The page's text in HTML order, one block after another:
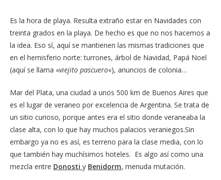
Es la hora de playa. Resulta extraño estar en Navidades con
treinta grados en la playa. De hecho es que no nos hacemos a
la idea. Eso sí, aquí se mantienen las mismas tradiciones que
en el hemisferio norte: turrones, árbol de Navidad, Papá Noel
(aquí se llama «viejito pascuero«), anuncios de colonia…
Mar del Plata, una ciudad a unos 500 km de Buenos Aires que
es el lugar de veraneo por excelencia de Argentina. Se trata de
un sitio curioso, porque antes era el sitio donde veraneaba la
clase alta, con lo que hay muchos palacios veraniegos.Sin
embargo ya no es así, es terreno para la clase media, con lo
que también hay muchísimos hoteles. Es algo así como una
mezcla entre Donosti y Benidorm, menuda mutación.